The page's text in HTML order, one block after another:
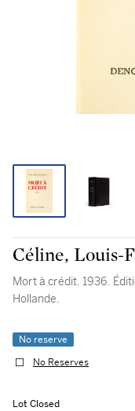
Céline, Louis-
Mort à crédit. 1936.
Hollande.
No reserve
No Reserves
Lot Closed